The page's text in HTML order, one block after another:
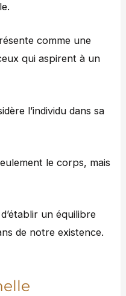
comme une
qui aspirent à un
l’individu dans sa
le corps, mais
un équilibre
de notre existence.